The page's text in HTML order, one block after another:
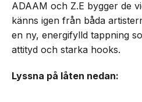
ADAAM och Z.E bygger de
känns igen från båda
en ny, energifylld tappning
attityd och starka hooks.
Lyssna på låten nedan: